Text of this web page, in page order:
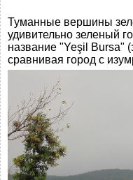
Туманные вершины
удивительно зеленый
название "Yeşil Bursa"
сравнивая город с